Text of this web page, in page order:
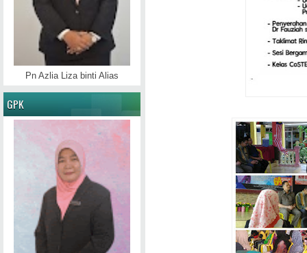
Pn Azlia Liza binti Alias
GPK